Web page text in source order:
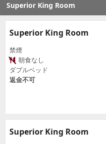
Superior King Room
Superior King Room
禁煙
朝食なし
ダブルベッド
返金不可
Superior King Room